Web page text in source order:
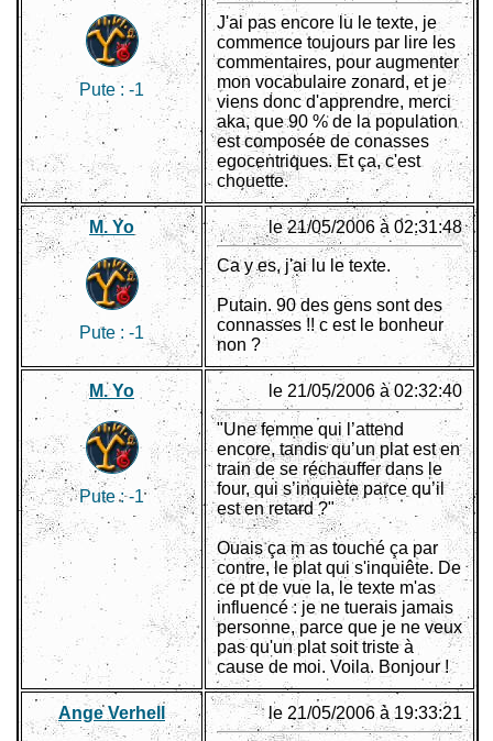
Pute : -1
J'ai pas encore lu le texte, je
commence toujours par lire les
commentaires, pour augmenter
mon vocabulaire zonard, et je
viens donc d'apprendre, merci
aka, que 90 % de la population
est composée de conasses
egocentriques. Et ça, c'est
chouette.
M. Yo
Pute : -1
le 21/05/2006 à 02:31:48
Ca y es, j'ai lu le texte.
Putain. 90 des gens sont des
connasses !! c est le bonheur
non ?
M. Yo
Pute :-1
le 21/05/2006 à 02:32:40
"Une femme qui l’attend
encore, tandis qu’un plat est en
train de se réchauffer dans le
four, qui s’inquiète parce qu’il
est en retard ?"
Ouais ça m as touché ça par
contre, le plat qui s'inquiête. De
ce pt de vue la, le texte m'as
influencé : je ne tuerais jamais
personne, parce que je ne veux
pas qu'un plat soit triste à
cause de moi. Voila. Bonjour !
Ange Verhell le 21/05/2006 à 19:33:21